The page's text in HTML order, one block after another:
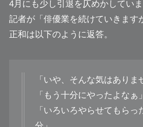
4月にも少し引退を仄めかしてい
記者が「俳優業を続けていきます
正和は以下のように返答。
「いや、そんな気はありま
「もう十分にやったよなぁ」
「いろいろやらせてもらっ